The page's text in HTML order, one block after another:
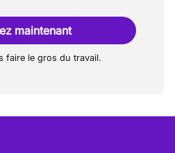
maintenant
faire le gros du travail.